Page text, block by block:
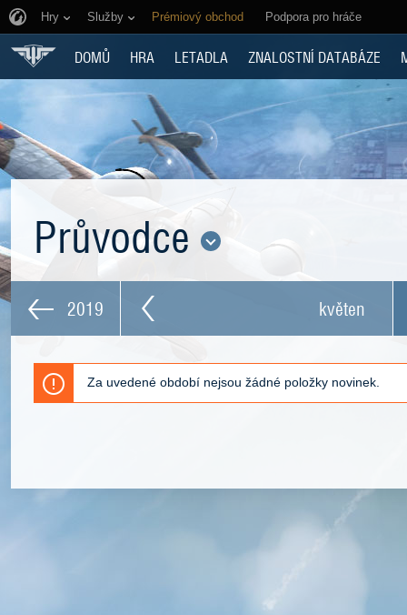
Hry Služby Prémiový obchod Podpora pro hráče
DOMŮ HRA LETADLA ZNALOSTNÍ DATABÁZE
Průvodce
2019 květen
Za uvedené období nejsou žádné položky novinek.